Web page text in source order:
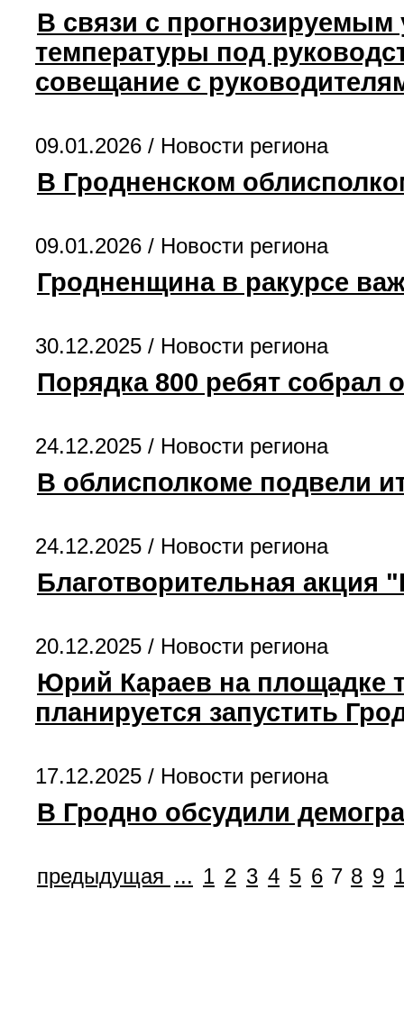
В связи с
температуры под
совещание с
09.01.2026 / Новости региона
В Гродненском
09.01.2026 / Новости региона
Гродненщина в ракурсе
30.12.2025 / Новости региона
Порядка 800 ребят собрал
24.12.2025 / Новости региона
В облисполкоме подвели
24.12.2025 / Новости региона
Благотворительная акция
20.12.2025 / Новости региона
Юрий Караев на площадке
планируется запустить
17.12.2025 / Новости региона
В Гродно обсудили
предыдущая ... 1 2 3 4 5 6 7 8 9